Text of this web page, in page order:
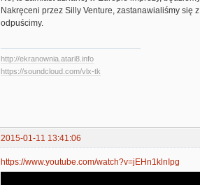
Nakręceni przez Silly Venture, zastanawialiśmy się
odpuścimy.
http://ekranownia.atari8.info
https://soundcloud.com/vlx-tk
2015-01-11 13:41:06
https://www.youtube.com/watch?v=jEHn1klnIpg